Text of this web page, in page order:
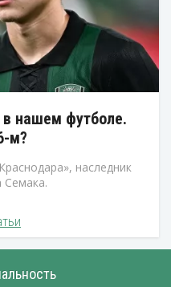
в нашем футболе.
м?
наследник
Семака.